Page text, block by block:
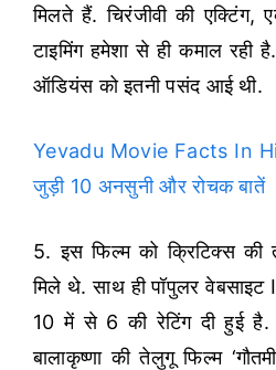
मिलते हैं. चिरंजीवी की
टाइमिंग हमेशा से ही कमाल रही
ऑडियंस को इतनी पसंद आई थी.
Yevadu Movie Facts In
जुड़ी 10 अनसुनी और रोचक बातें
5. इस फिल्म को क्रिटिक्स की
मिले थे. साथ ही पॉपुलर
10 में से 6 की रेटिंग दी हुई है.
बालाकृष्णा की तेलुगू फिल्म